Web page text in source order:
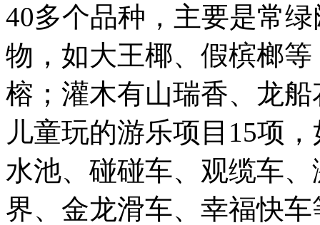
40多个品种，主要是常
物，如大王椰、假槟榔
榕；灌木有山瑞香、龙
儿童玩的游乐项目15项
水池、碰碰车、观缆车
界、金龙滑车、幸福快